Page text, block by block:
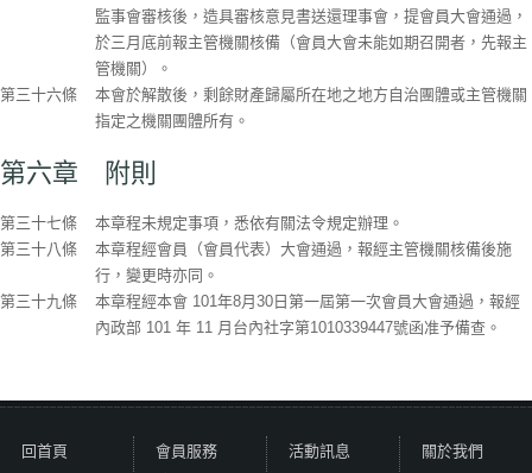
監事會審核後，造具審核意見書送還理事會，提會員大會通過，
於三月底前報主管機關核備（會員大會未能如期召開者，先報主
管機關）。
第三十六條
本會於解散後，剩餘財產歸屬所在地之地方自治團體或主管機關
指定之機關團體所有。
第六章 附則
第三十七條
本章程未規定事項，悉依有關法令規定辦理。
第三十八條
本章程經會員（會員代表）大會通過，報經主管機關核備後施
行，變更時亦同。
第三十九條
本章程經本會 101年8月30日第一屆第一次會員大會通過，報經
內政部 101 年 11 月台內社字第1010339447號函准予備查。
回首頁
會員服務
活動訊息
關於我們